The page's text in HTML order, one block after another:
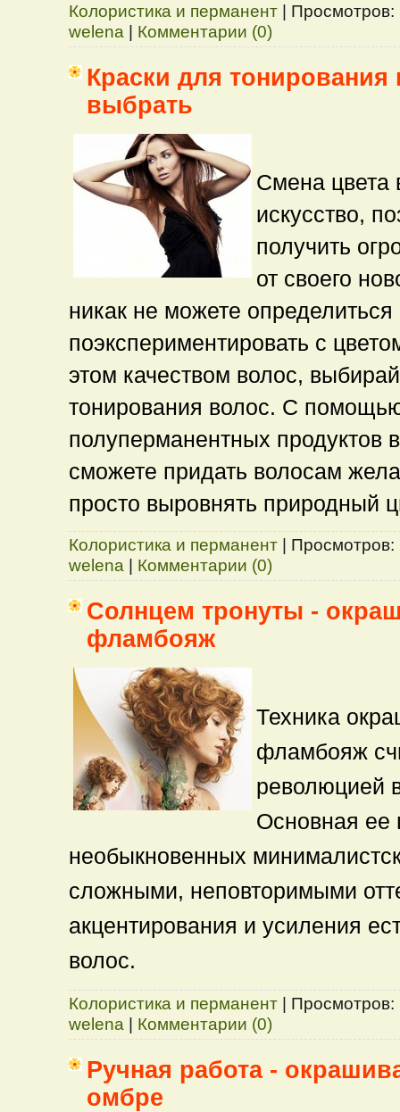
Колористика и перманент | Просмотров:
welena | Комментарии (0)
Краски для тонирования
выбрать
Смена цвета
искусство,
получить
от своего
никак не можете определиться
поэкспериментировать с
этом качеством волос,
тонирования волос. С
полуперманентных продуктов
сможете придать волосам
просто выровнять природный
Колористика и перманент | Просмотров:
welena | Комментарии (0)
Солнцем тронуты -
фламбояж
Техника
фламбояж
революцией
Основная ее
необыкновенных
сложными, неповторимыми
акцентирования и усиления
волос.
Колористика и перманент | Просмотров:
welena | Комментарии (0)
Ручная работа -
омбре